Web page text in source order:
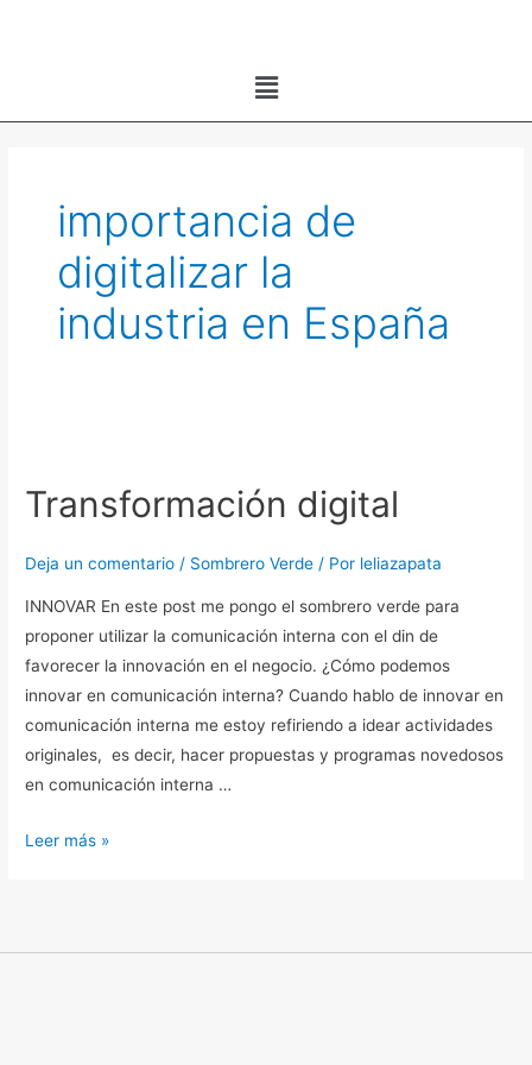
Menú
importancia de
digitalizar la
industria en España
Transformación digital
Deja un comentario / Sombrero Verde / Por leliazapata
INNOVAR En este post me pongo el sombrero verde para
proponer utilizar la comunicación interna con el din de
favorecer la innovación en el negocio. ¿Cómo podemos
innovar en comunicación interna? Cuando hablo de innovar en
comunicación interna me estoy refiriendo a idear actividades
originales, es decir, hacer propuestas y programas novedosos
en comunicación interna …
Leer más »